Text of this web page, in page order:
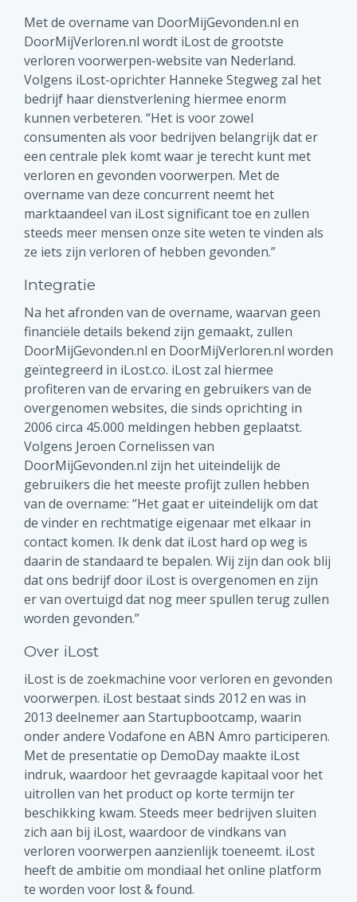
Met de overname van DoorMijGevonden.nl en
DoorMijVerloren.nl wordt iLost de grootste
verloren voorwerpen-website van Nederland.
Volgens iLost-oprichter Hanneke Stegweg zal het
bedrijf haar dienstverlening hiermee enorm
kunnen verbeteren. “Het is voor zowel
consumenten als voor bedrijven belangrijk dat er
een centrale plek komt waar je terecht kunt met
verloren en gevonden voorwerpen. Met de
overname van deze concurrent neemt het
marktaandeel van iLost significant toe en zullen
steeds meer mensen onze site weten te vinden als
ze iets zijn verloren of hebben gevonden.”
Integratie
Na het afronden van de overname, waarvan geen
financiële details bekend zijn gemaakt, zullen
DoorMijGevonden.nl en DoorMijVerloren.nl worden
geïntegreerd in iLost.co. iLost zal hiermee
profiteren van de ervaring en gebruikers van de
overgenomen websites, die sinds oprichting in
2006 circa 45.000 meldingen hebben geplaatst.
Volgens Jeroen Cornelissen van
DoorMijGevonden.nl zijn het uiteindelijk de
gebruikers die het meeste profijt zullen hebben
van de overname: “Het gaat er uiteindelijk om dat
de vinder en rechtmatige eigenaar met elkaar in
contact komen. Ik denk dat iLost hard op weg is
daarin de standaard te bepalen. Wij zijn dan ook blij
dat ons bedrijf door iLost is overgenomen en zijn
er van overtuigd dat nog meer spullen terug zullen
worden gevonden.”
Over iLost
iLost is de zoekmachine voor verloren en gevonden
voorwerpen. iLost bestaat sinds 2012 en was in
2013 deelnemer aan Startupbootcamp, waarin
onder andere Vodafone en ABN Amro participeren.
Met de presentatie op DemoDay maakte iLost
indruk, waardoor het gevraagde kapitaal voor het
uitrollen van het product op korte termijn ter
beschikking kwam. Steeds meer bedrijven sluiten
zich aan bij iLost, waardoor de vindkans van
verloren voorwerpen aanzienlijk toeneemt. iLost
heeft de ambitie om mondiaal het online platform
te worden voor lost & found.